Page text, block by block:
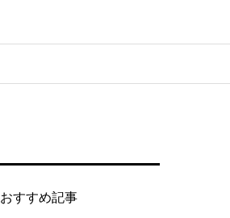
おすすめ記事